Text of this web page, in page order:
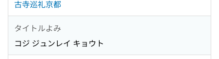
古寺巡礼京都
タイトルよみ
コジ ジュンレイ キョウト